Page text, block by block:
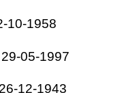
10-1958
05-1997
12-1943